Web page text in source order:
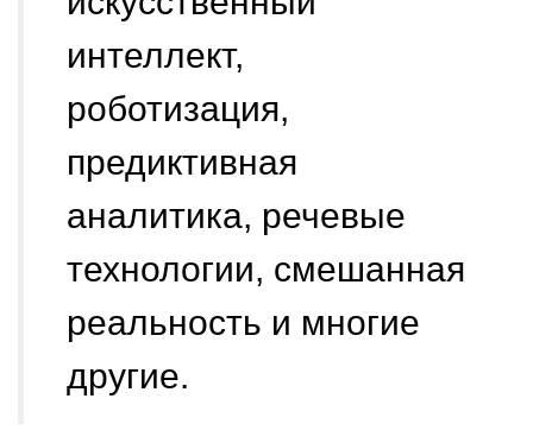
интеллект,
роботизация,
предиктивная
аналитика, речевые
технологии, смешанная
реальность и многие
другие.